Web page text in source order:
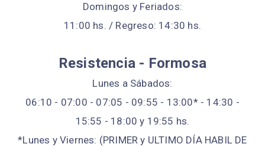
Domingos y Feriados:
11:00 hs. / Regreso: 14:30 hs.
Resistencia - Formosa
Lunes a Sábados:
06:10 - 07:00 - 07:05 - 09:55 - 13:00* - 14:30 -
15:55 - 18:00 y 19:55 hs.
*Lunes y Viernes: (PRIMER y ULTIMO DÍA HABIL DE